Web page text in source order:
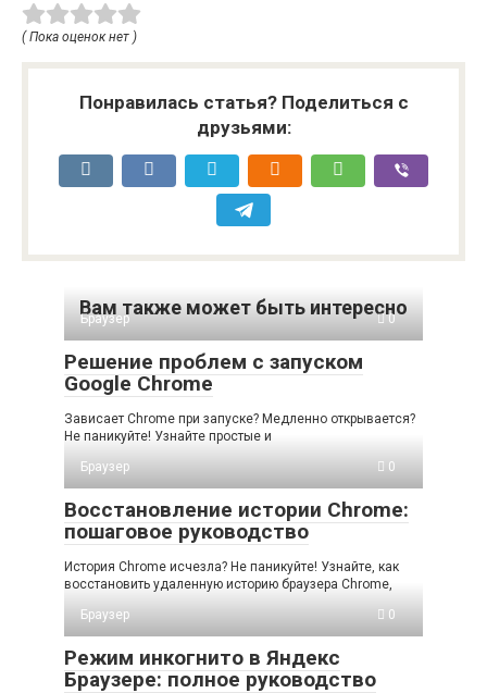
( Пока оценок нет )
Понравилась статья? Поделиться с
друзьями:
Вам также может быть интересно
Браузер 0
Решение проблем с запуском
Google Chrome
Зависает Chrome при запуске? Медленно открывается?
Не паникуйте! Узнайте простые и
Браузер
0
Восстановление истории Chrome:
пошаговое руководство
История Chrome исчезла? Не паникуйте! Узнайте, как
восстановить удаленную историю браузера Chrome,
Браузер
0
Режим инкогнито в Яндекс
Браузере: полное руководство